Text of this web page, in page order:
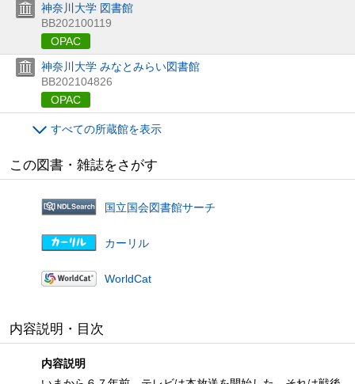
神奈川大学 図書館
BB202100119
OPAC
神奈川大学 みなとみらい図書館
BB202104826
OPAC
すべての所蔵館を表示
この図書・雑誌をさがす
国立国会図書館サーチ
カーリル
WorldCat
内容説明・目次
内容説明